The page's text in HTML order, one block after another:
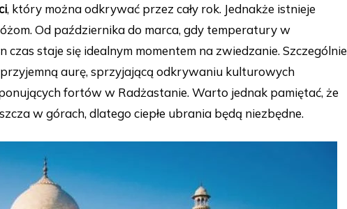
, który można odkrywać przez cały rok. Jednakże istnieje
Od października do marca, gdy temperatury w
czas staje się idealnym momentem na zwiedzanie. Szczególnie
aurę, sprzyjającą odkrywaniu kulturowych
fortów w Radżastanie. Warto jednak pamiętać, że
w górach, dlatego ciepłe ubrania będą niezbędne.